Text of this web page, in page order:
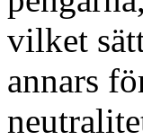
vilket
annars